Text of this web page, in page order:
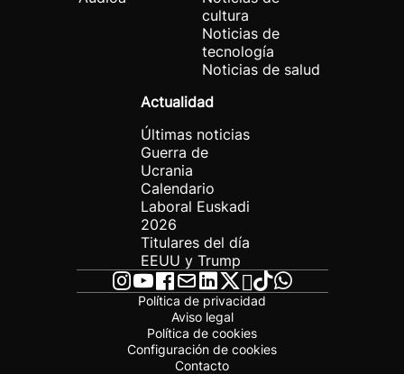
cultura
Noticias de
tecnología
Noticias de salud
Actualidad
Últimas noticias
Guerra de
Ucrania
Calendario
Laboral Euskadi
2026
Titulares del día
EEUU y Trump
Política de privacidad
Aviso legal
Política de cookies
Configuración de cookies
Contacto